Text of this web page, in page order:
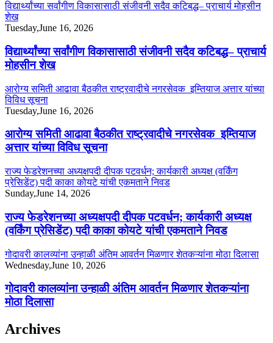
विद्यार्थ्यांच्या सर्वांगीण विकासासाठी संजीवनी सदैव कटिबद्ध– प्राचार्य मोहसीन
शेख
Tuesday,June 16, 2026
विद्यार्थ्यांच्या सर्वांगीण विकासासाठी संजीवनी सदैव कटिबद्ध– प्राचार्य
मोहसीन शेख
आरोग्य समिती आढावा बैठकीत राष्ट्रवादीचे नगरसेवक इम्तियाज अत्तार यांच्या
विविध सूचना
Tuesday,June 16, 2026
आरोग्य समिती आढावा बैठकीत राष्ट्रवादीचे नगरसेवक इम्तियाज
अत्तार यांच्या विविध सूचना
राज्य फेडरेशनच्या अध्यक्षपदी दीपक पटवर्धन; कार्यकारी अध्यक्ष (वर्किंग
प्रेसिडेंट) पदी काका कोयटे यांची एकमताने निवड
Sunday,June 14, 2026
राज्य फेडरेशनच्या अध्यक्षपदी दीपक पटवर्धन; कार्यकारी अध्यक्ष
(वर्किंग प्रेसिडेंट) पदी काका कोयटे यांची एकमताने निवड
गोदावरी कालव्यांना उन्हाळी अंतिम आवर्तन मिळणार शेतकऱ्यांना मोठा दिलासा
Wednesday,June 10, 2026
गोदावरी कालव्यांना उन्हाळी अंतिम आवर्तन मिळणार शेतकऱ्यांना
मोठा दिलासा
Archives